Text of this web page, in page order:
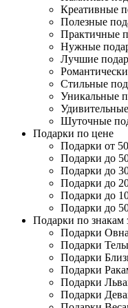
Креативные
Полезные
Практичные
Нужные
Лучшие
Стильные
Уникальные
Шуточные
Подарки по цене
Подарки от
Подарки до
Подарки до
Подарки до
Подарки до
Подарки до
Подарки по знакам
Подарки
Подарки
Подарки
Подарки
Подарки
Подарки